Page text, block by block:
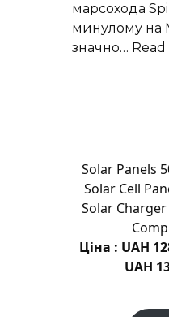
марсохода
минулому на
значно…
Solar Panels
Solar Cell
Solar
Ціна : UAH
UAH